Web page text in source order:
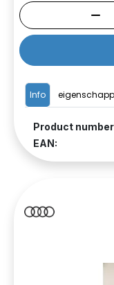
Info
Product
EAN: